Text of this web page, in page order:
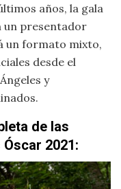
años, la gala
un presentador
un formato mixto,
desde el
y
de las
2021: